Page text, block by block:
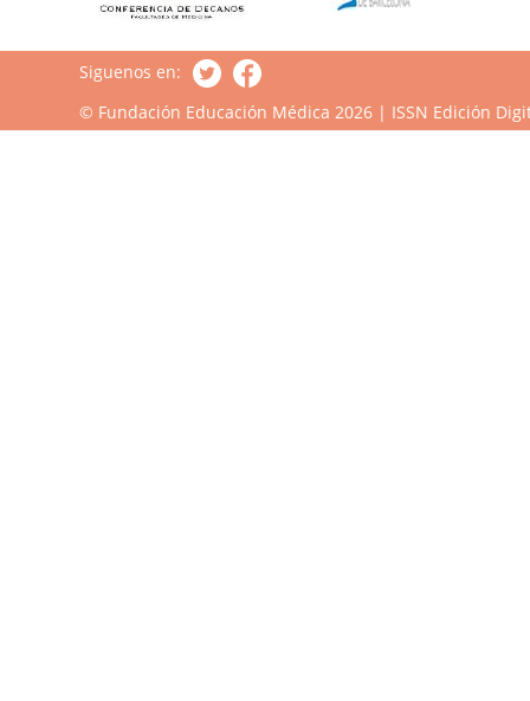
Siguenos en:
© Fundación Educación Médica 2026 | ISSN Edición